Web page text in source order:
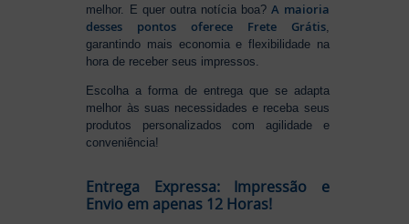
melhor. E quer outra notícia boa?A maioria
desses pontos oferece Frete Grátis,
garantindo mais economia e flexibilidade na
hora de receber seus impressos.
Escolha a forma de entrega que se adapta
melhor às suas necessidades e receba seus
produtos personalizados com agilidade e
conveniência!
Entrega Expressa: Impressão e
Envio em apenas 12 Horas!